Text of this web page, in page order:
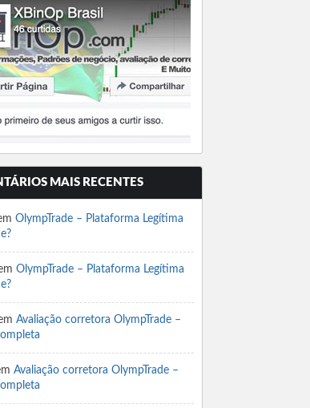
MAIS RECENTES
OlympTrade – Plataforma Legítima
OlympTrade – Plataforma Legítima
Avaliação corretora OlympTrade –
Avaliação corretora OlympTrade –